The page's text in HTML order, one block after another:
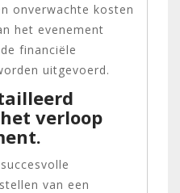
onverwachte kosten
het evenement
financiële
uitgevoerd.
verloop
van een